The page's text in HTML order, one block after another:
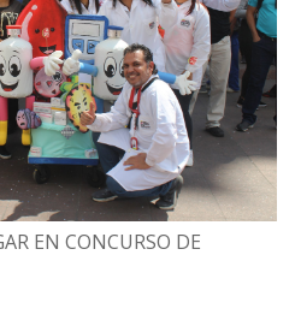
EN CONCURSO DE